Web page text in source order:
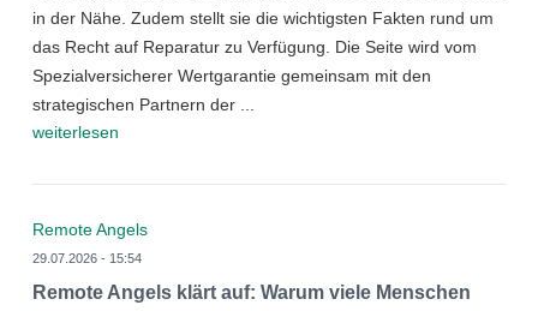
in der Nähe. Zudem stellt sie die wichtigsten Fakten rund um
das Recht auf Reparatur zu Verfügung. Die Seite wird vom
Spezialversicherer Wertgarantie gemeinsam mit den
strategischen Partnern der ...
weiterlesen
Remote Angels
29.07.2026 - 15:54
Remote Angels klärt auf: Warum viele Menschen